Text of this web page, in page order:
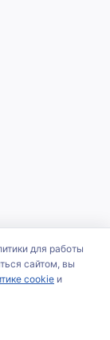
для работы
сайтом, вы
cookie и